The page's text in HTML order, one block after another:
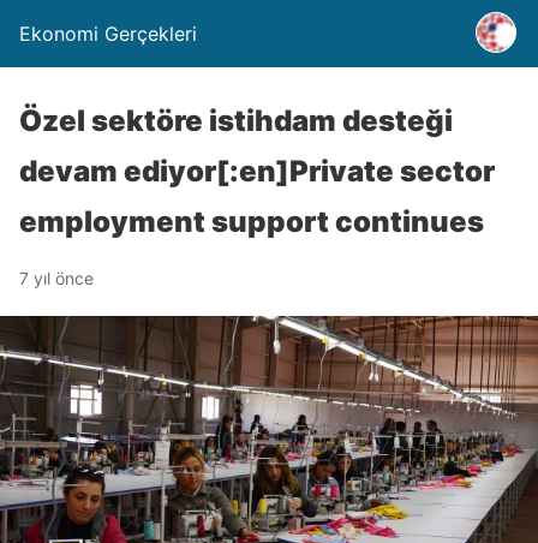
Ekonomi Gerçekleri
Özel sektöre istihdam desteği
devam ediyor[:en]Private sector
employment support continues
7 yıl önce